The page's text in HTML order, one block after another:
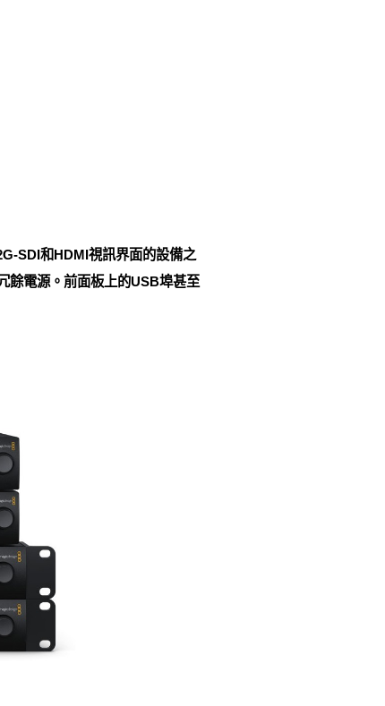
SDI和HDMI視訊界面的設備之
餘電源。前面板上的USB埠甚至